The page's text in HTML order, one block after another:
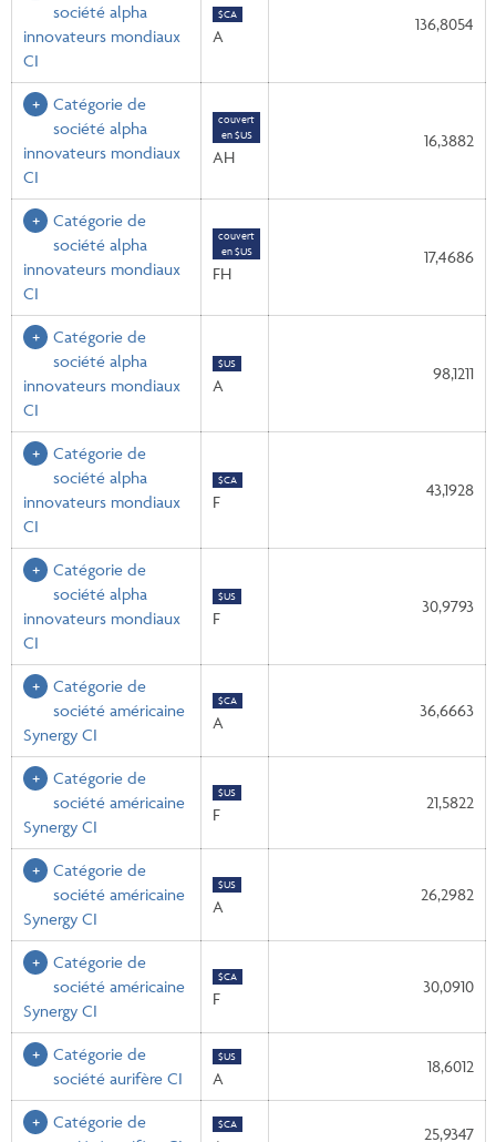
société alpha
innovateurs mondiaux
CI
$CA
A
136,8054
Catégorie de
société alpha
innovateurs mondiaux
CI
couvert
en $US
AH
16,3882
Catégorie de
société alpha
innovateurs mondiaux
CI
couvert
en $US
FH
17,4686
Catégorie de
société alpha
innovateurs mondiaux
CI
$US
A
98,1211
Catégorie de
société alpha
innovateurs mondiaux
CI
$CA
F
43,1928
Catégorie de
société alpha
innovateurs mondiaux
CI
$US
F
30,9793
Catégorie de
société américaine
Synergy CI
$CA
A
36,6663
Catégorie de
société américaine
Synergy CI
$US
F
21,5822
Catégorie de
société américaine
Synergy CI
$US
A
26,2982
Catégorie de
société américaine
Synergy CI
$CA
F
30,0910
Catégorie de
société aurifère CI
$US
A
18,6012
Catégorie de
$CA 25,9347